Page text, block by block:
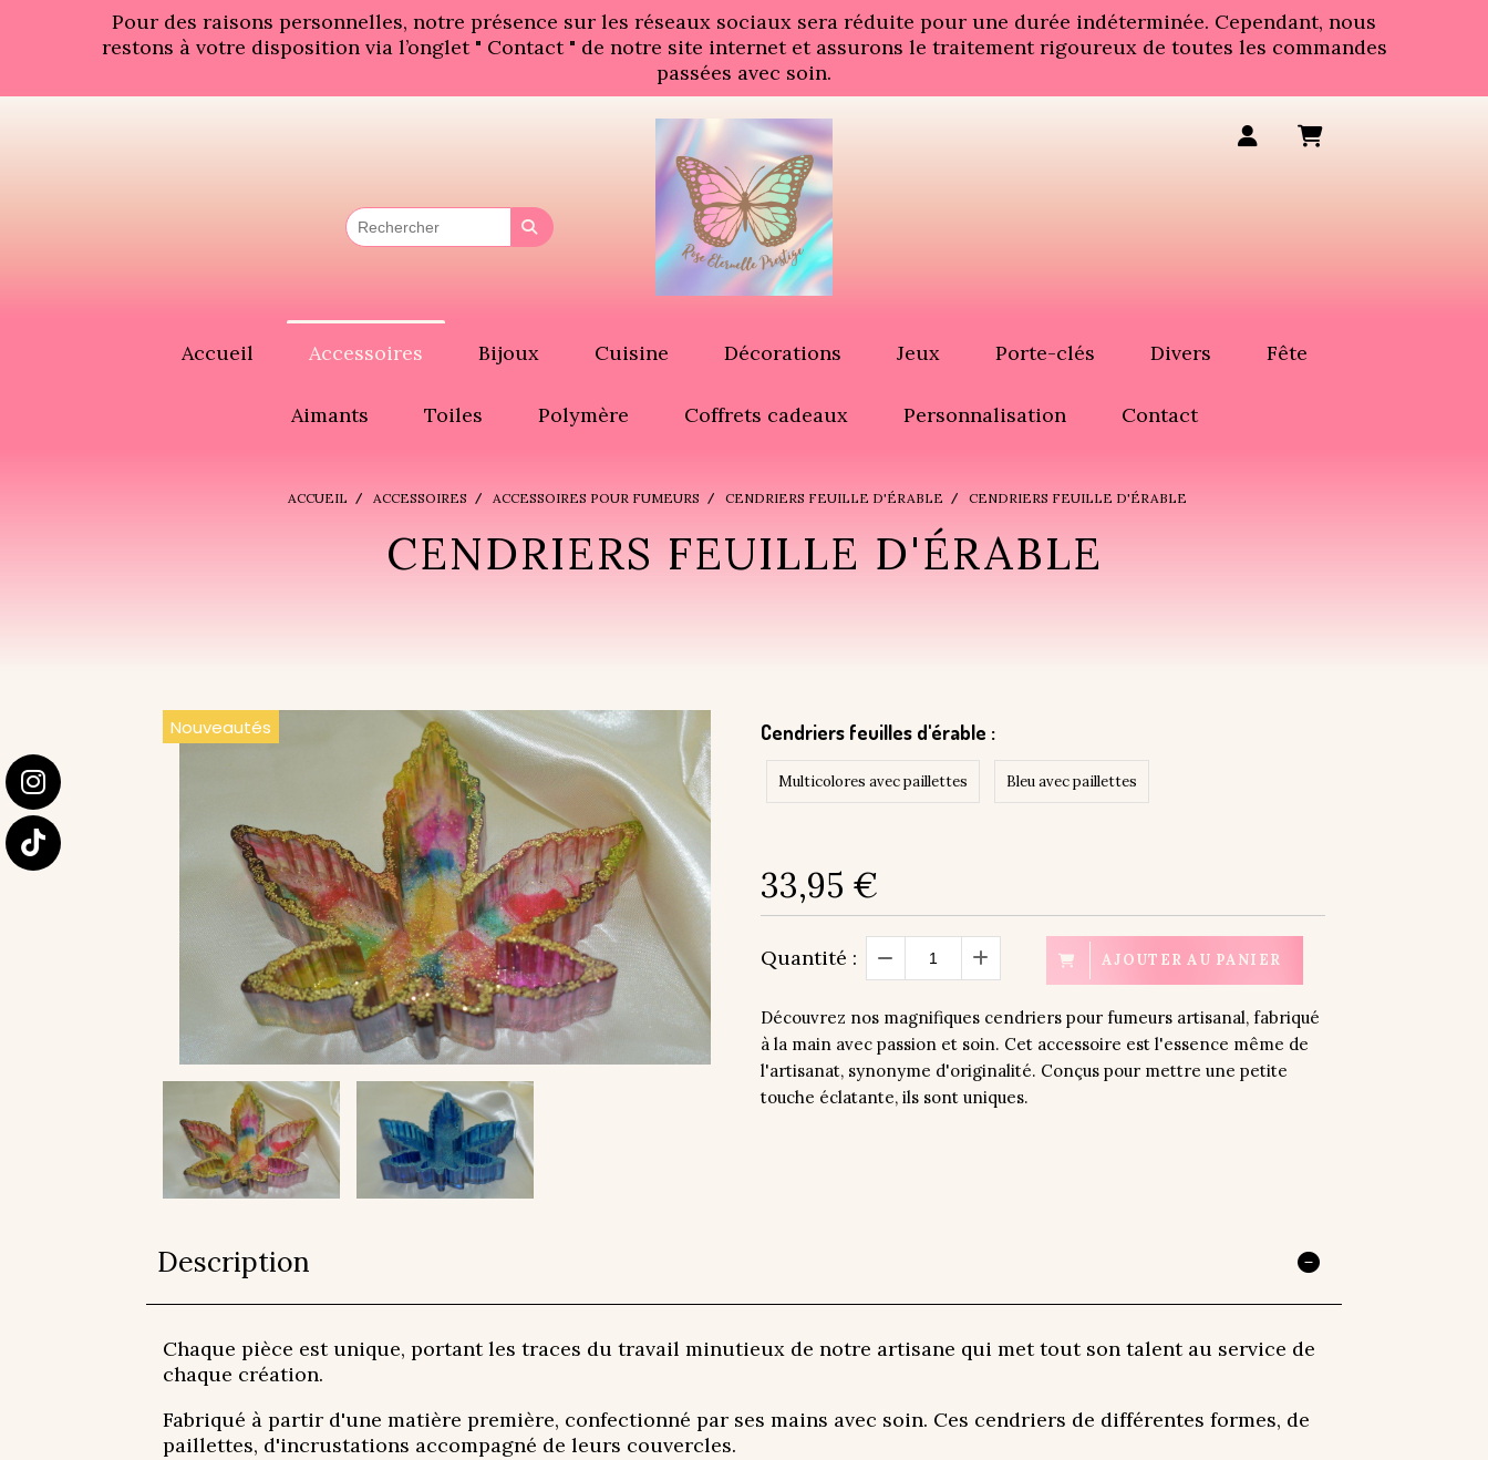
Pour des raisons personnelles, notre présence sur les réseaux sociaux sera réduite pour une durée indéterminée. Cependant, nous
restons à votre disposition via l’onglet " Contact " de notre site internet et assurons le traitement rigoureux de toutes les commandes
passées avec soin.
Accueil Accessoires Bijoux Cuisine Décorations Jeux Porte-clés Divers Fête
Aimants Toiles Polymère Coffrets cadeaux Personnalisation Contact
ACCUEIL ACCESSOIRES ACCESSOIRES POUR FUMEURS CENDRIERS FEUILLE D'ÉRABLE CENDRIERS FEUILLE D'ÉRABLE
CENDRIERS FEUILLE D'ÉRABLE
Nouveautés Cendriers feuilles d'érable :
Multicolores avec paillettes Bleu avec paillettes
33,95 €
Quantité : AJOUTER AU PANIER
Découvrez nos magnifiques cendriers pour fumeurs artisanal, fabriqué
à la main avec passion et soin. Cet accessoire est l'essence même de
l'artisanat, synonyme d'originalité. Conçus pour mettre une petite
touche éclatante, ils sont uniques.
Description
Chaque pièce est unique, portant les traces du travail minutieux de notre artisane qui met tout son talent au service de
chaque création.
Fabriqué à partir d'une matière première, confectionné par ses mains avec soin. Ces cendriers de différentes formes, de
paillettes, d'incrustations accompagné de leurs couvercles.